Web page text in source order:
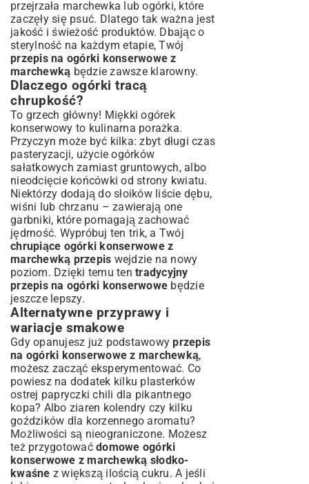
przejrzała marchewka lub ogórki, które
zaczęły się psuć. Dlatego tak ważna jest
jakość i świeżość produktów. Dbając o
sterylność na każdym etapie, Twój
przepis na ogórki konserwowe z
marchewką będzie zawsze klarowny.
Dlaczego ogórki tracą
chrupkość?
To grzech główny! Miękki ogórek
konserwowy to kulinarna porażka.
Przyczyn może być kilka: zbyt długi czas
pasteryzacji, użycie ogórków
sałatkowych zamiast gruntowych, albo
nieodcięcie końcówki od strony kwiatu.
Niektórzy dodają do słoików liście dębu,
wiśni lub chrzanu – zawierają one
garbniki, które pomagają zachować
jędrność. Wypróbuj ten trik, a Twój
chrupiące ogórki konserwowe z
marchewką przepis wejdzie na nowy
poziom. Dzięki temu ten tradycyjny
przepis na ogórki konserwowe będzie
jeszcze lepszy.
Alternatywne przyprawy i
wariacje smakowe
Gdy opanujesz już podstawowyprzepis
na ogórki konserwowe z marchewką,
możesz zacząć eksperymentować. Co
powiesz na dodatek kilku plasterków
ostrej papryczki chili dla pikantnego
kopa? Albo ziaren kolendry czy kilku
goździków dla korzennego aromatu?
Możliwości są nieograniczone. Możesz
też przygotować domowe ogórki
konserwowe z marchewką słodko-
kwaśne z większą ilością cukru. A jeśli